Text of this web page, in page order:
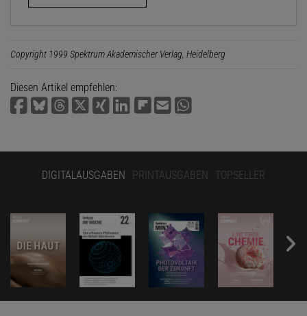
Copyright 1999 Spektrum Akademischer Verlag, Heidelberg
Diesen Artikel empfehlen:
DIGITALAUSGABEN PRINTAUSGABEN TOPSELLER